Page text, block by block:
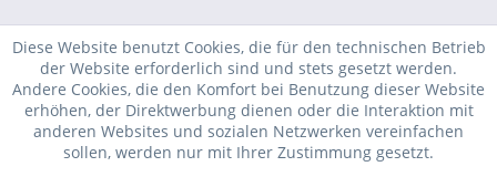
Diese Website benutzt Cookies, die für den technischen Betrieb
der Website erforderlich sind und stets gesetzt werden.
Andere Cookies, die den Komfort bei Benutzung dieser Website
erhöhen, der Direktwerbung dienen oder die Interaktion mit
anderen Websites und sozialen Netzwerken vereinfachen
sollen, werden nur mit Ihrer Zustimmung gesetzt.